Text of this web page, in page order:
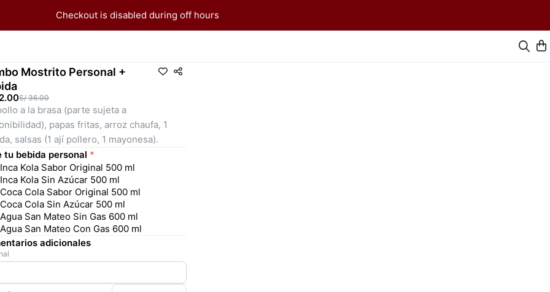
Checkout is disabled during off hours
Mostrito Personal +
S/ 36.00
a la brasa (parte sujeta a
papas fritas, arroz chaufa, 1
salsas (1 ají pollero, 1 mayonesa).
tu bebida personal *
Inca Kola Sabor Original 500 ml
Inca Kola Sin Azúcar 500 ml
Coca Cola Sabor Original 500 ml
Coca Cola Sin Azúcar 500 ml
Agua San Mateo Sin Gas 600 ml
Agua San Mateo Con Gas 600 ml
adicionales